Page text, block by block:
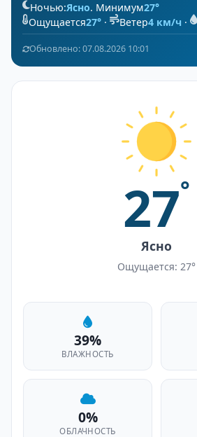
Ночью:Ясно. Минимум27°
Ощущается27° · Ветер4 км/ч ·
Обновлено: 07.08.2026 10:01
27°
Ясно
Ощущается: 27°
39%
ВЛАЖНОСТЬ
0%
ОБЛАЧНОСТЬ